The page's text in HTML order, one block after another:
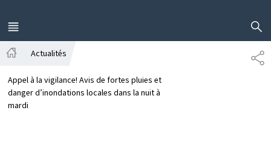
MENU
PRINCIPAL
Actualités
Appel à la vigilance! Avis de fortes pluies et
danger d’inondations locales dans la nuit à
mardi